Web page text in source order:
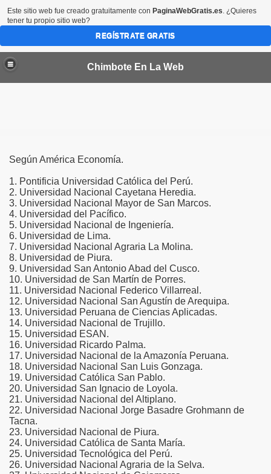
Chimbote En La Web
Según América Economía.
1. Pontificia Universidad Católica del Perú.
2. Universidad Nacional Cayetana Heredia.
3. Universidad Nacional Mayor de San Marcos.
4. Universidad del Pacífico.
5. Universidad Nacional de Ingeniería.
6. Universidad de Lima.
7. Universidad Nacional Agraria La Molina.
8. Universidad de Piura.
9. Universidad San Antonio Abad del Cusco.
10. Universidad de San Martín de Porres.
11. Universidad Nacional Federico Villarreal.
12. Universidad Nacional San Agustín de Arequipa.
13. Universidad Peruana de Ciencias Aplicadas.
14. Universidad Nacional de Trujillo.
15. Universidad ESAN.
16. Universidad Ricardo Palma.
17. Universidad Nacional de la Amazonía Peruana.
18. Universidad Nacional San Luis Gonzaga.
19. Universidad Católica San Pablo.
20. Universidad San Ignacio de Loyola.
21. Universidad Nacional del Altiplano.
22. Universidad Nacional Jorge Basadre Grohmann de
Tacna.
23. Universidad Nacional de Piura.
24. Universidad Católica de Santa María.
25. Universidad Tecnológica del Perú.
26. Universidad Nacional Agraria de la Selva.
VALORIZADOS EN MEDIO MILLON DE SOLES
en EEUU
Chimbote
de los Bancos en Robo
DEL PERU
mercado hace 10 meses
encuesta
39%
PRESIDENTES Y VICEPRESIDENTES REGIONALES
Este sitio web fue creado gratuitamente con PaginaWebGratis.es. ¿Quieres
tener tu propio sitio web?
REGÍSTRATE GRATIS